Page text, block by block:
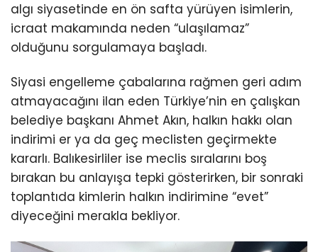
algı siyasetinde en ön safta yürüyen isimlerin,
icraat makamında neden “ulaşılamaz”
olduğunu sorgulamaya başladı.
Siyasi engelleme çabalarına rağmen geri adım
atmayacağını ilan eden Türkiye’nin en çalışkan
belediye başkanı Ahmet Akın, halkın hakkı olan
indirimi er ya da geç meclisten geçirmekte
kararlı. Balıkesirliler ise meclis sıralarını boş
bırakan bu anlayışa tepki gösterirken, bir sonraki
toplantıda kimlerin halkın indirimine “evet”
diyeceğini merakla bekliyor.